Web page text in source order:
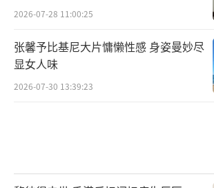
2026-07-28 11:00:25
张馨予比基尼大片慵懒性感 身姿曼妙尽
显女人味
2026-07-30 13:39:23